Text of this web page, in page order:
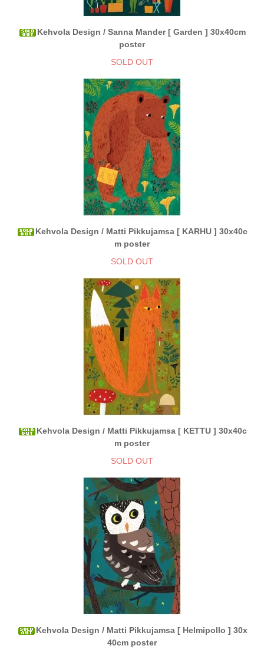
Kehvola Design / Sanna Mander [ Garden ] 30x40cm
poster
SOLD OUT
Kehvola Design / Matti Pikkujamsa [ KARHU ] 30x40c
m poster
SOLD OUT
Kehvola Design / Matti Pikkujamsa [ KETTU ] 30x40c
m poster
SOLD OUT
Kehvola Design / Matti Pikkujamsa [ Helmipollo ] 30x
40cm poster